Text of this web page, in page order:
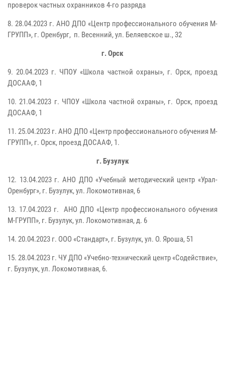
проверок частных охранников 4-го разряда
8. 28.04.2023 г. АНО ДПО «Центр профессионального обучения М-
ГРУПП», г. Оренбург, п. Весенний, ул. Беляевское ш., 32
г. Орск
9.20.04.2023 г. ЧПОУ «Школа частной охраны», г. Орск, проезд
ДОСААФ, 1
10.21.04.2023 г. ЧПОУ «Школа частной охраны», г. Орск, проезд
ДОСААФ, 1
11.25.04.2023 г.АНО ДПО «Центр профессионального обучения М-
ГРУПП», г. Орск, проезд ДОСААФ, 1.
г. Бузулук
12. 13.04.2023 г. АНО ДПО «Учебный методический центр «Урал-
Оренбург», г. Бузулук, ул. Локомотивная, 6
13. 17.04.2023 г. АНО ДПО «Центр профессионального обучения
М-ГРУПП», г. Бузулук, ул. Локомотивная, д. 6
14. 20.04.2023 г. ООО «Стандарт», г. Бузулук, ул. О. Яроша, 51
15. 28.04.2023 г. ЧУ ДПО «Учебно-технический центр «Содействие»,
г. Бузулук, ул. Локомотивная, 6.